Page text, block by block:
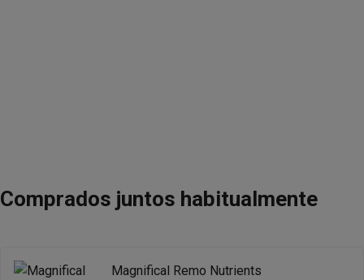
Comprados juntos habitualmente
Magnifical Remo Nutrients